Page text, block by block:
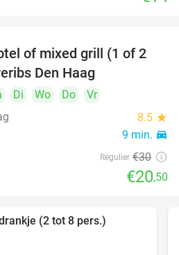
32%
of mixed grill (1 of 2
Den Haag
Di Wo Do
Vr
8.5 star
9 min. directions_car
Regulier €30
€20,50
(2 tot 8 pers.)